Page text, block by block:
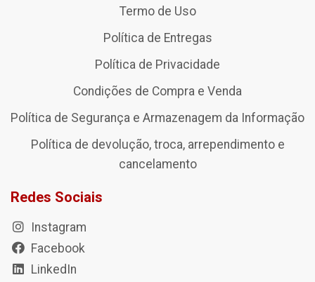
Termo de Uso
Política de Entregas
Política de Privacidade
Condições de Compra e Venda
Política de Segurança e Armazenagem da Informação
Política de devolução, troca, arrependimento e
cancelamento
Redes Sociais
Instagram
Facebook
LinkedIn